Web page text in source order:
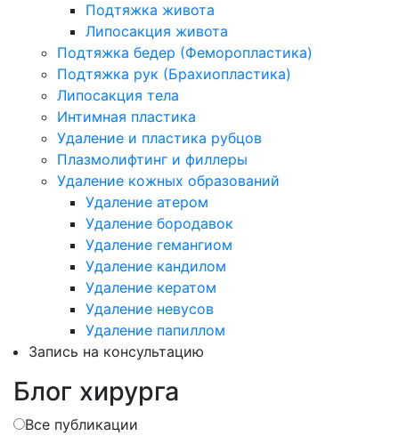
Подтяжка живота
Липосакция живота
Подтяжка бедер (Феморопластика)
Подтяжка рук (Брахиопластика)
Липосакция тела
Интимная пластика
Удаление и пластика рубцов
Плазмолифтинг и филлеры
Удаление кожных образований
Удаление атером
Удаление бородавок
Удаление гемангиом
Удаление кандилом
Удаление кератом
Удаление невусов
Удаление папиллом
Запись на консультацию
Блог хирурга
Все публикации